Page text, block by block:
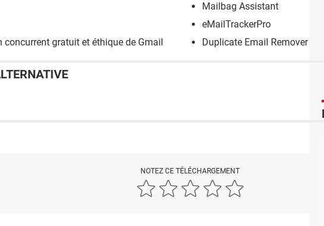
Mailbag Assistant
eMailTrackerPro
gratuit et éthique de Gmail
Duplicate Email Remover
NOTEZ CE TÉLÉCHARGEMENT